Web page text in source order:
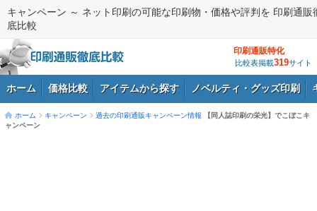
キャンペーン ～ ネット印刷の可能な印刷物・価格や評判を 印刷通販
底比較
印刷通販特化
比較表掲載319サイト
ホーム 価格比較 アイテムから探す ノベルティ・グッズ印刷
ホーム キャンペーン 過去の印刷通販キャンペーン情報
【同人誌印刷の栄光】でこぼこキ
ャンペーン